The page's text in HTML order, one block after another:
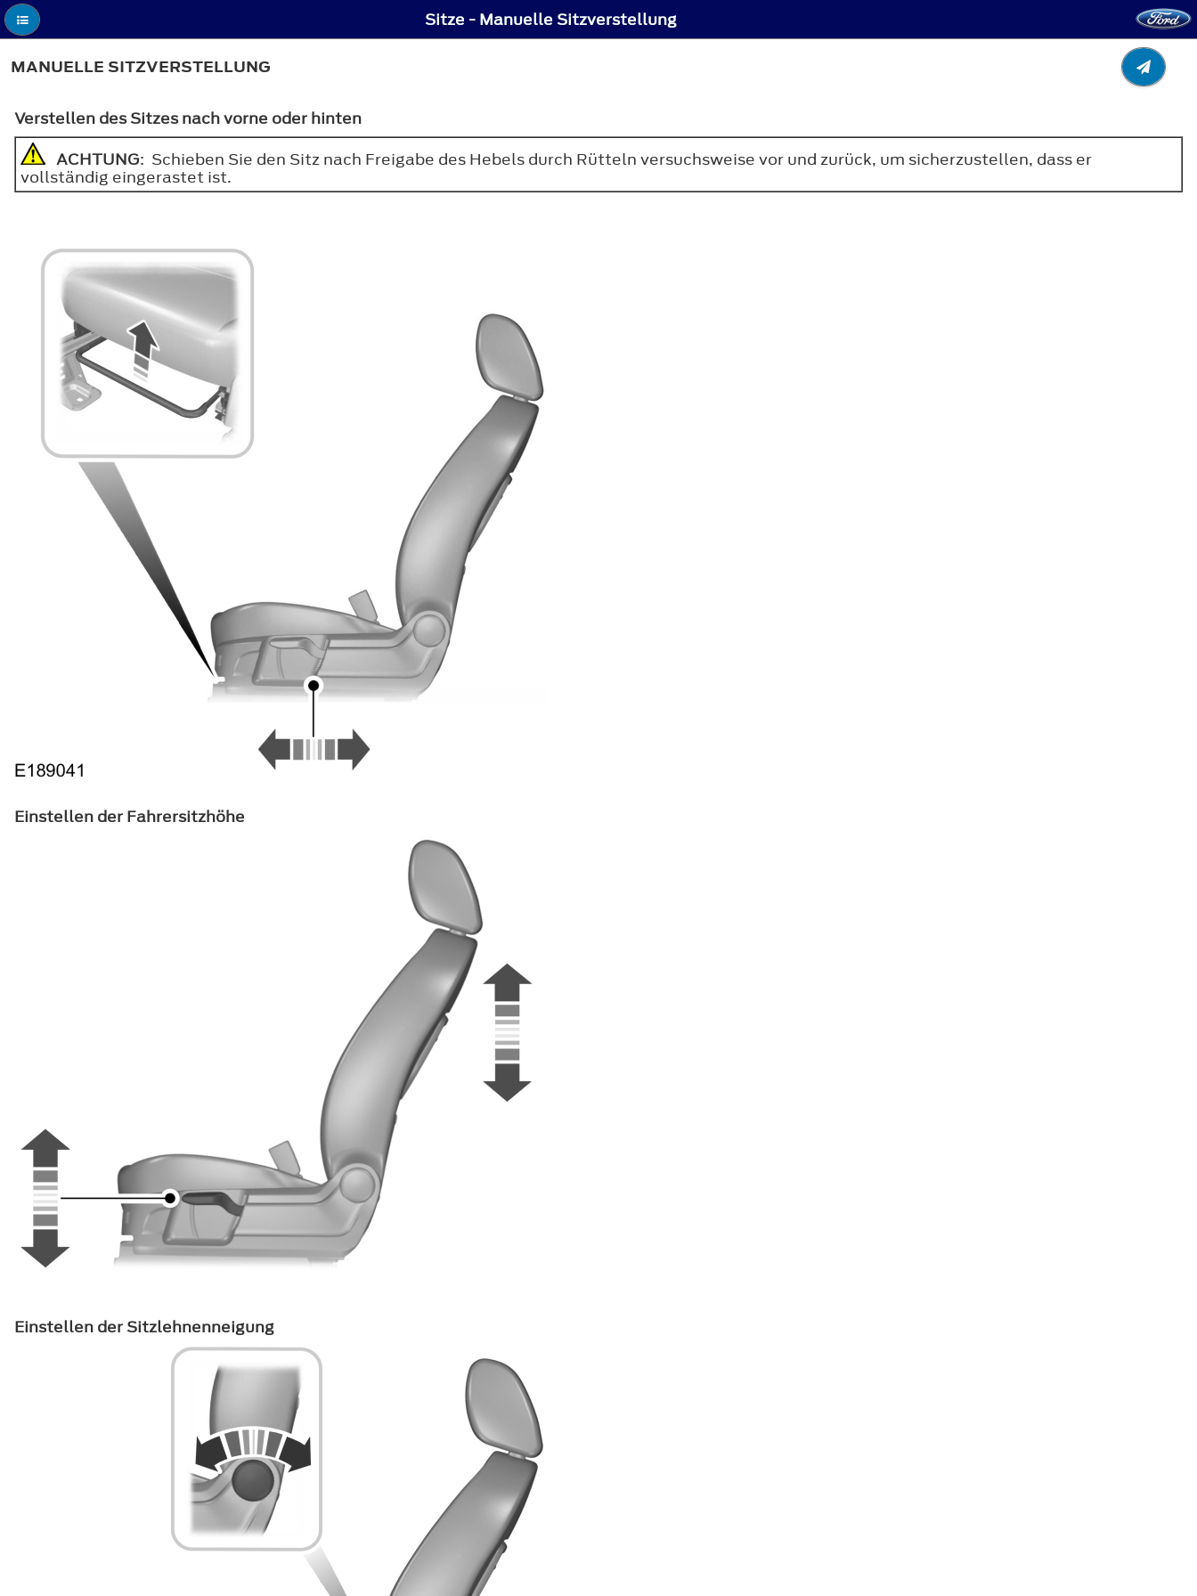
Sitze - Manuelle Sitzverstellung
MANUELLE SITZVERSTELLUNG
Verstellen des Sitzes nach vorne oder hinten
ACHTUNG: Schieben Sie den Sitz nach Freigabe des Hebels durch Rütteln versuchsweise vor und zurück, um sicherzustellen, dass er
vollständig eingerastet ist.
Einstellen der Fahrersitzhöhe
Einstellen der Sitzlehnenneigung